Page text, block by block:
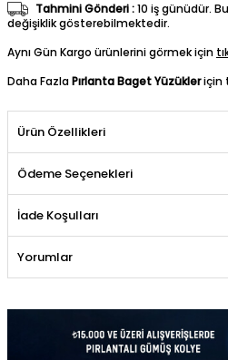
Tahmini Gönderi :10 iş günüdür.
değişiklik gösterebilmektedir.
Aynı Gün Kargo ürünlerini görmek için
Daha FazlaPırlanta Baget Yüzükleriçin
Ürün Özellikleri
Ödeme Seçenekleri
İade Koşulları
Yorumlar